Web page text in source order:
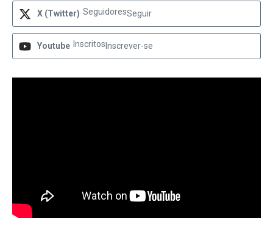
X (Twitter) SeguidoresSeguir
Youtube Inscritos Inscrever-se